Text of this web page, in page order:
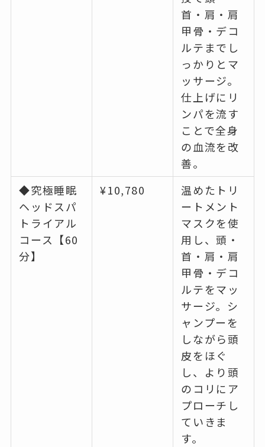
首・肩・肩
甲骨・デコ
ルテまでし
っかりとマ
ッサージ。
仕上げにリ
ンパを流す
ことで全身
の血流を改
善。
◆究極睡眠
ヘッドスパ
トライアル
コース【60
分】
¥10,780
温めたトリ
ートメント
マスクを使
用し、頭・
首・肩・肩
甲骨・デコ
ルテをマッ
サージ。シ
ャンプーを
しながら頭
皮をほぐ
し、より頭
のコリにア
プローチし
ていきま
す。